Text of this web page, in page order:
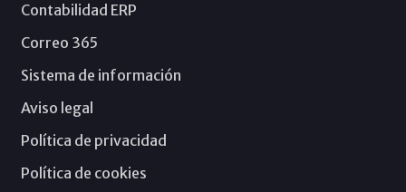
Contabilidad ERP
Correo 365
Sistema de información
Aviso legal
Política de privacidad
Política de cookies